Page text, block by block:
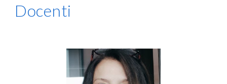
Docenti